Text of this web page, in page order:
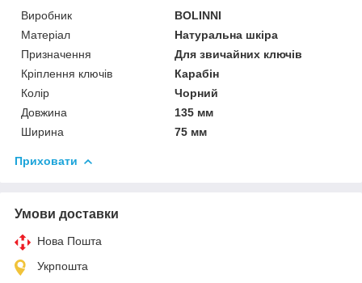
Виробник
BOLINNI
Матеріал
Натуральна шкіра
Призначення
Для звичайних ключів
Кріплення ключів
Карабін
Колір
Чорний
Довжина
135 мм
Ширина
75 мм
Приховати
Умови доставки
Нова Пошта
Укрпошта